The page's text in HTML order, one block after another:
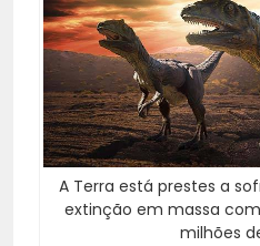
A Terra está prestes a
extinção em massa
milhões